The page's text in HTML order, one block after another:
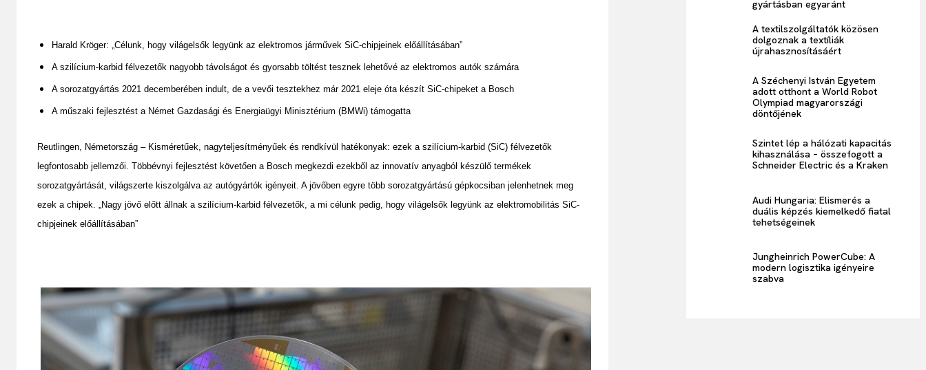
Harald Kröger: „Célunk, hogy világelsők legyünk az elektromos járművek SiC-chipjeinek előállításában”
A szilícium-karbid félvezetők nagyobb távolságot és gyorsabb töltést tesznek lehetővé az elektromos autók számára
A sorozatgyártás 2021 decemberében indult, de a vevői tesztekhez már 2021 eleje óta készít SiC-chipeket a Bosch
A műszaki fejlesztést a Német Gazdasági és Energiaügyi Minisztérium (BMWi) támogatta
Reutlingen, Németország – Kisméretűek, nagyteljesítményűek és rendkívül hatékonyak: ezek a szilícium-karbid (SiC) félvezetők
legfontosabb jellemzői. Többévnyi fejlesztést követően a Bosch megkezdi ezekből az innovatív anyagból készülő termékek
sorozatgyártását, világszerte kiszolgálva az autógyártók igényeit. A jövőben egyre több sorozatgyártású gépkocsiban jelenhetnek meg
ezek a chipek. „Nagy jövő előtt állnak a szilícium-karbid félvezetők, a mi célunk pedig, hogy világelsők legyünk az elektromobilitás SiC-
chipjeinek előállításában”
gyártásban egyaránt
A textilszolgáltatók közösen
dolgoznak a textíliák
újrahasznosításáért
A Széchenyi István Egyetem
adott otthont a World Robot
Olympiad magyarországi
döntőjének
Szintet lép a hálózati kapacitás
kihasználása – összefogott a
Schneider Electric és a Kraken
Audi Hungaria: Elismerés a
duális képzés kiemelkedő fiatal
tehetségeinek
Jungheinrich PowerCube: A
modern logisztika igényeire
szabva